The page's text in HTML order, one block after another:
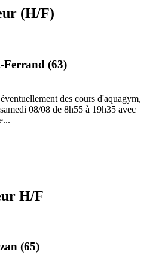
(H/F)
Ferrand (63)
des cours d'aquagym,
08/08 de 8h55 à 19h35 avec
H/F
(65)